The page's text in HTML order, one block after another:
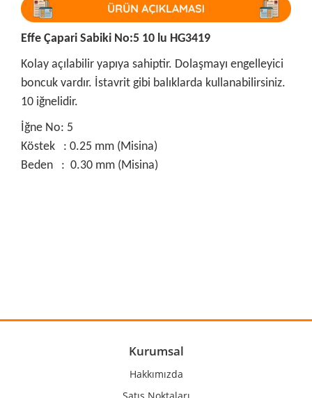
Effe Çapari Sabiki No:5 10 lu HG3419
Kolay açılabilir yapıya sahiptir. Dolaşmayı engelleyici
boncuk vardır. İstavrit gibi balıklarda kullanabilirsiniz.
10 iğnelidir.
İğne No: 5
Köstek : 0.25 mm (Misina)
Beden : 0.30 mm (Misina)
Ürün açıklamasında eksik bilgiler bulunuyor.
Ürün bilgilerinde hatalar bulunuyor.
Kurumsal
Hakkımızda
Satış Noktaları